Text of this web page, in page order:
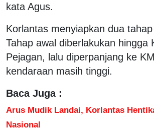
kata Agus.
Korlantas menyiapkan dua
Tahap awal diberlakukan hingga
Pejagan, lalu diperpanjang ke
kendaraan masih tinggi.
Baca Juga :
Arus Mudik Landai, Korlantas
Nasional